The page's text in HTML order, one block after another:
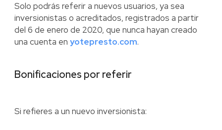
Solo podrás referir a nuevos usuarios, ya sea
inversionistas o acreditados, registrados a partir
del 6 de enero de 2020, que nunca hayan creado
una cuenta en yotepresto.com.
Bonificaciones por referir
Si refieres a un nuevo inversionista: